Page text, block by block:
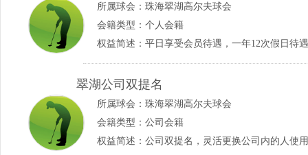
所属球会： 珠海翠湖高尔夫球会
会籍类型：个人会籍
权益简述：平日享受会员待遇，一年12次假日待遇
翠湖公司双提名
所属球会： 珠海翠湖高尔夫球会
会籍类型：公司会籍
权益简述：公司双提名，灵活更换公司内的人使